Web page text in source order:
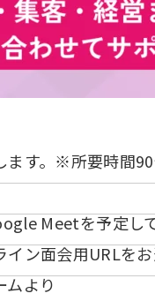
ます。※所要時間
Meetを予定し
ン面会用URLを
ムより